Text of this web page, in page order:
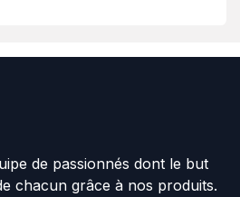
de passionnés dont le but
chacun grâce à nos produits.